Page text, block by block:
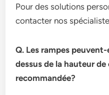
Pour des solutions
contacter nos
Q. Les rampes
dessus de la hauteur
recommandée?